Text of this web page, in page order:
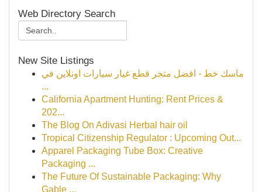
Web Directory Search
New Site Listings
ماسك خط - افضل متجر قطع غيار سيارات اونلاين في
...
California Apartment Hunting: Rent Prices &
202...
The Blog On Adivasi Herbal hair oil
Tropical Citizenship Regulator : Upcoming Out...
Apparel Packaging Tube Box: Creative
Packaging ...
The Future Of Sustainable Packaging: Why
Gable ...